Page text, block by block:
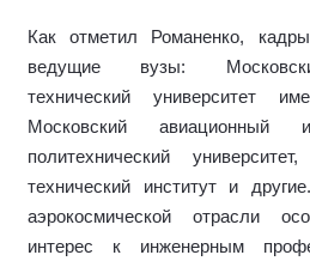
Как отметил Романенко,
ведущие вузы:
технический университет
Московский авиационный
политехнический
технический институт и
аэрокосмической отрасли
интерес к инженерным